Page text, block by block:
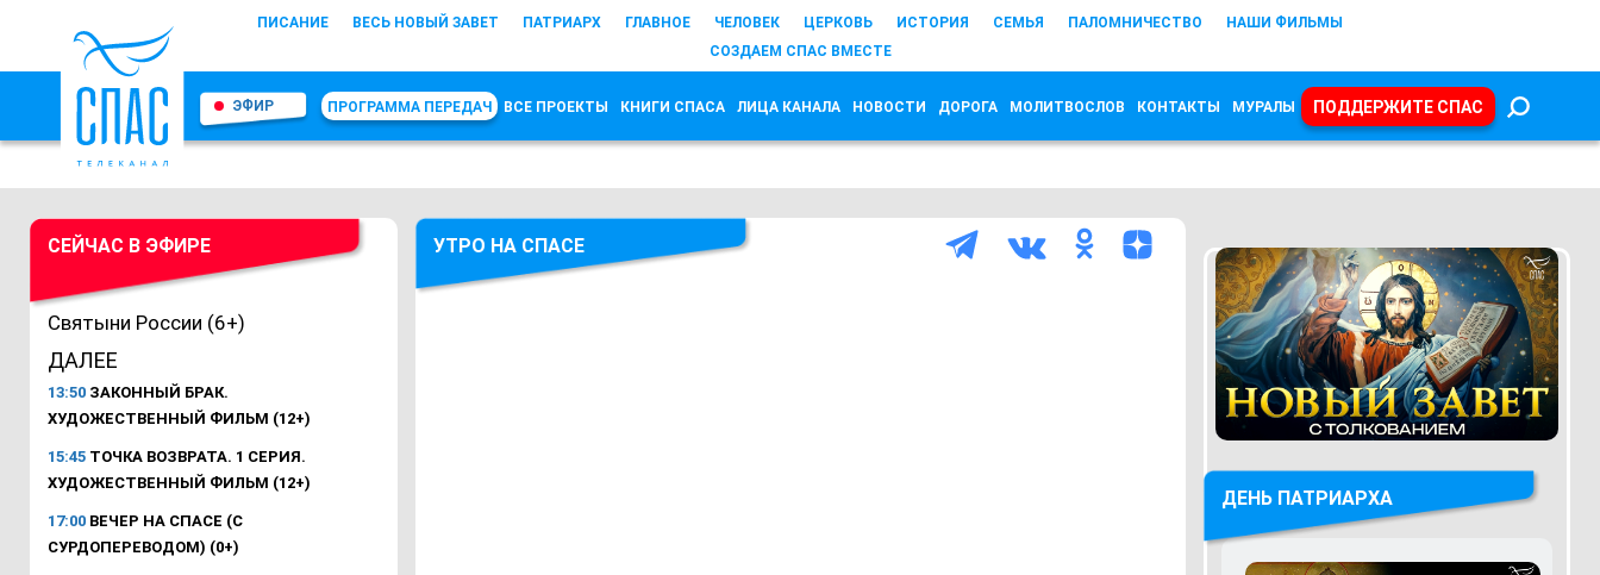
ПИСАНИЕ ВЕСЬ НОВЫЙ ЗАВЕТ ПАТРИАРХ ГЛАВНОЕ ЧЕЛОВЕК ЦЕРКОВЬ ИСТОРИЯ СЕМЬЯ ПАЛОМНИЧЕСТВО
НАШИ ФИЛЬМЫ
СОЗДАЕМ СПАС ВМЕСТЕ
ЭФИР ПРОГРАММА ПЕРЕДАЧ ВСЕ ПРОЕКТЫ КНИГИ СПАСА ЛИЦА КАНАЛА НОВОСТИ ДОРОГА МОЛИТВОСЛОВ КОНТАКТЫ МУРАЛЫ ПОДДЕРЖИТЕ СПАС
СЕЙЧАС В ЭФИРЕ
Святыни России (6+)
ДАЛЕЕ
13:50 ЗАКОННЫЙ БРАК.
ХУДОЖЕСТВЕННЫЙ ФИЛЬМ (12+)
15:45 ТОЧКА ВОЗВРАТА. 1 СЕРИЯ.
ХУДОЖЕСТВЕННЫЙ ФИЛЬМ (12+)
17:00 ВЕЧЕР НА СПАСЕ (С
СУРДОПЕРЕВОДОМ) (0+)
УТРО НА СПАСЕ
ДЕНЬ ПАТРИАРХА